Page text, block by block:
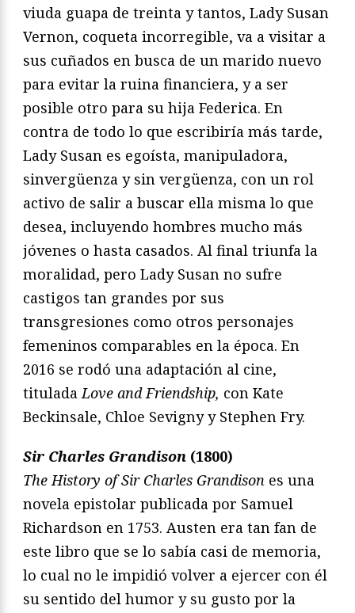
viuda guapa de treinta y tantos, Lady Susan
Vernon, coqueta incorregible, va a visitar a
sus cuñados en busca de un marido nuevo
para evitar la ruina financiera, y a ser
posible otro para su hija Federica. En
contra de todo lo que escribiría más tarde,
Lady Susan es egoísta, manipuladora,
sinvergüenza y sin vergüenza, con un rol
activo de salir a buscar ella misma lo que
desea, incluyendo hombres mucho más
jóvenes o hasta casados. Al final triunfa la
moralidad, pero Lady Susan no sufre
castigos tan grandes por sus
transgresiones como otros personajes
femeninos comparables en la época. En
2016 se rodó una adaptación al cine,
tituladaLove and Friendship, con Kate
Beckinsale, Chloe Sevigny y Stephen Fry.
Sir Charles Grandison (1800)
The History of Sir Charles Grandison es una
novela epistolar publicada por Samuel
Richardson en 1753. Austen era tan fan de
este libro que se lo sabía casi de memoria,
lo cual no le impidió volver a ejercer con él
su sentido del humor y su gusto por la